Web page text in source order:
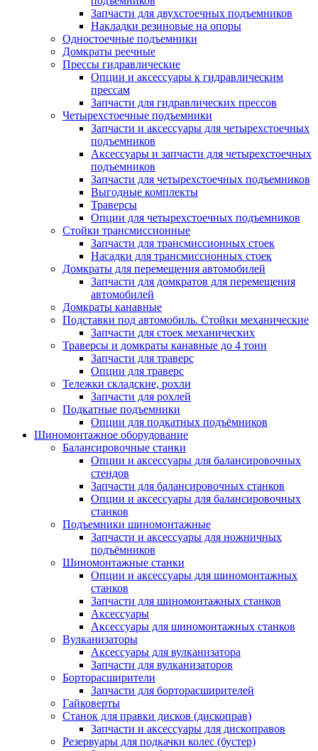
Запчасти для двухстоечных подъемников
Накладки резиновые на опоры
Одностоечные подъемники
Домкраты реечные
Прессы гидравлические
Опции и аксессуары к гидравлическим
прессам
Запчасти для гидравлических прессов
Четырехстоечные подъемники
Запчасти и аксессуары для четырехстоечных
подъемников
Аксессуары и запчасти для четырехстоечных
подъемников
Запчасти для четырехстоечных подъемников
Выгодные комплекты
Траверсы
Опции для четырехстоечных подъемников
Стойки трансмиссионные
Запчасти для трансмиссионных стоек
Насадки для трансмиссионных стоек
Домкраты для перемещения автомобилей
Запчасти для домкратов для перемещения
автомобилей
Домкраты канавные
Подставки под автомобиль. Стойки механические
Запчасти для стоек механических
Траверсы и домкраты канавные до 4 тонн
Запчасти для траверс
Опции для траверс
Тележки складские, рохли
Запчасти для рохлей
Подкатные подъемники
Опции для подкатных подъёмников
Шиномонтажное оборудование
Балансировочные станки
Опции и аксессуары для балансировочных
стендов
Запчасти для балансировочных станков
Опции и аксессуары для балансировочных
станков
Подъемники шиномонтажные
Запчасти и аксессуары для ножничных
подъёмников
Шиномонтажные станки
Опции и аксессуары для шиномонтажных
станков
Запчасти для шиномонтажных станков
Аксессуары
Аксессуары для шиномонтажных станков
Вулканизаторы
Аксессуары для вулканизатора
Запчасти для вулканизаторов
Борторасширители
Запчасти для борторасширителей
Гайковерты
Станок для правки дисков (дископрав)
Запчасти и аксессуары для дископравов
Резервуары для подкачки колес (бустер)